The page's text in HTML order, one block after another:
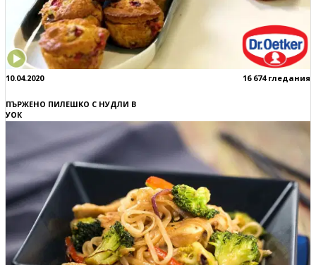
10.04.2020 16 674 гледания
ПЪРЖЕНО ПИЛЕШКО С НУДЛИ В
УОК